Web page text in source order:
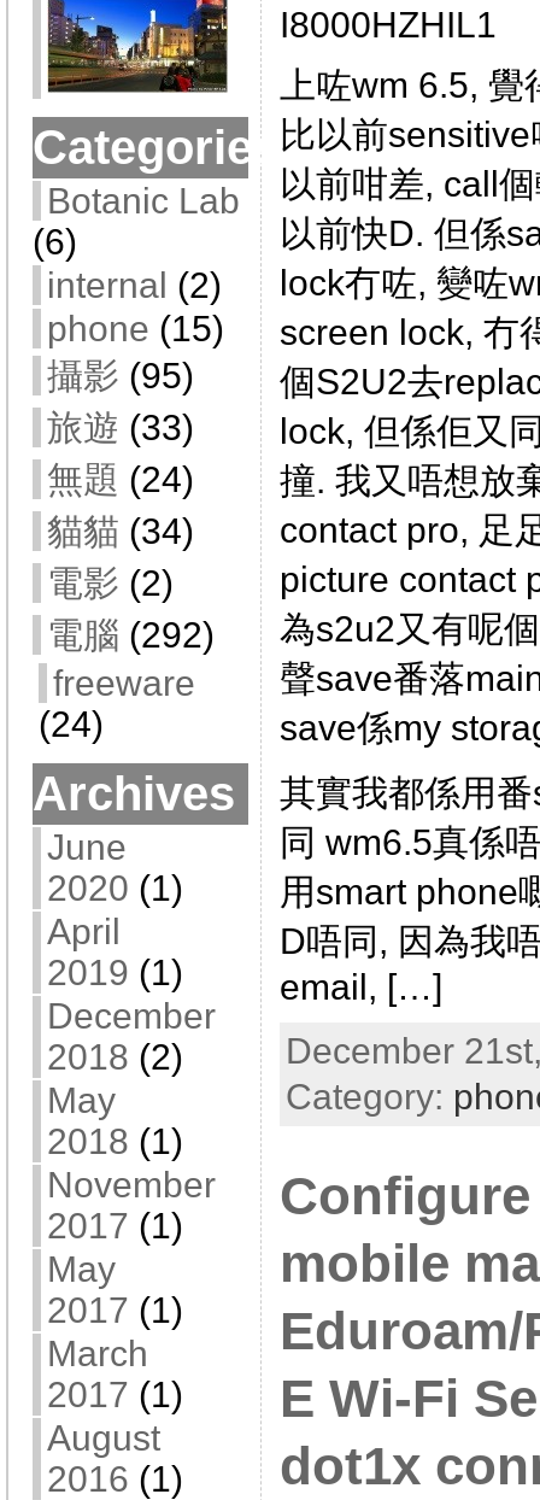
Categories
Botanic Lab
(6)
internal (2)
phone (15)
攝影 (95)
旅遊 (33)
無題 (24)
貓貓 (34)
電影 (2)
電腦 (292)
freeware
(24)
Archives
June
2020 (1)
April
2019 (1)
December
2018 (2)
May
2018 (1)
November
2017 (1)
May
2017 (1)
March
2017 (1)
August
2016 (1)
I8000HZHIL1
上咗wm 6.5,
比以前
以前咁差, call
以前快D. 但係
lock冇咗, 變咗
screen lock, 冇
個S2U2去
lock, 但係佢又
撞. 我又唔想放
contact pro, 足
picture contact
為s2u2又有呢
聲save番落
save係my
其實我都係用
同 wm6.5真係
用smart phone
D唔同, 因為我
email, […]
December
Category:
mobile
Eduroam/
E Wi-Fi
dot1x